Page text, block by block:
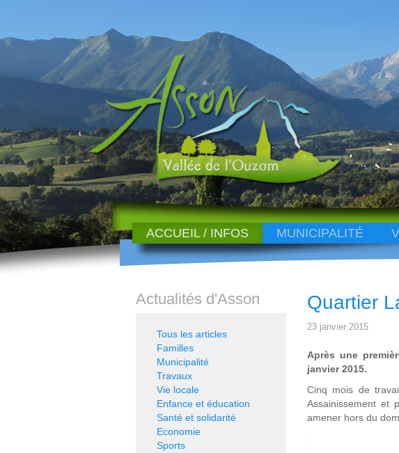
ACCUEIL / INFOS MUNICIPALITÉ
Quartier
23 janvier 2015
Après une
janvier 2015.
Cinq mois de
Assainissement et
amener hors du
Actualités d'Asson
Tous les articles
Familles
Municipalité
Travaux
Vie locale
Enfance et éducation
Santé et solidarité
Economie
Sports